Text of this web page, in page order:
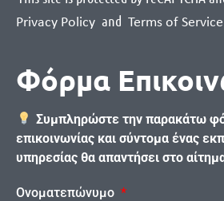
Privacy Policy and Terms of Service
Φόρμα
Συμπληρώστε την παρακάτω
επικοινωνίας και σύντομα ένας
υπηρεσίας θα απαντήσει στο
Ονοματεπώνυμο